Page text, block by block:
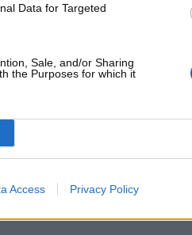
Data for Targeted
Sale, and/or Sharing
the Purposes for which it
Access Privacy Policy